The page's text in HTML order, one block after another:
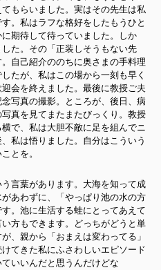
もらいました。実はその先生は私
。私はラフな格好をしたもうひと
期待して待っていました。しか
た。その「正装しそうもない先
自己紹介ののちに奥さまの手料理
たが、私はこの場から一刻も早く
会を終えました。最後に教授ご夫
写真の撮影。ところが、後日、病
真を見てまたまたびっくり。教授
で、私は大胆不敵に足を組んでニ
私は悟りました。自分はこういう
とを。
言葉があります。大海を知って成
あわずに、「やっぱり池の水の方
。池に生活する蛙にとってあえて
方もできます。どっちがどうと単
、親から「おまえは変わってる」
てきた私にふさわしいエピソード
いいんだと思うんだけどな